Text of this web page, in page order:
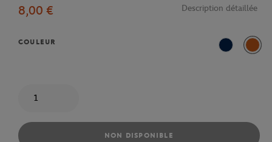
8,00 €
Description détaillée
COULEUR
Marine
NON DISPONIBLE